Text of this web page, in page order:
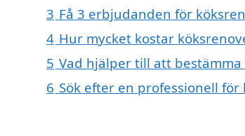
3 Få 3 erbjudanden för
4 Hur mycket kostar
5 Vad hjälper till att
6 Sök efter en professionell